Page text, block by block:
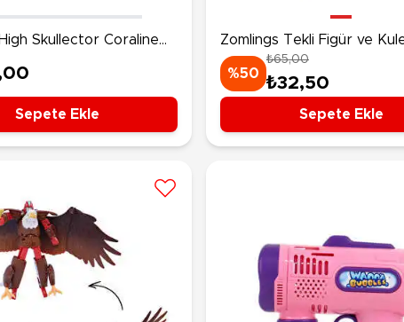
El İşi Setleri
Dönence ve Projektörler
Dişlik ve Çıngıraklar
Beslenme Gereçleri
Yürüme Arkadaşı
Bebek Oyuncakları
Skullector Coraline
Sepete Ekle
Zomlings Tekli Figür ve
%50
₺65,00
₺32,50
Sepete Ekle